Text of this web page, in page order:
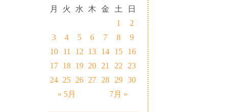
月
火 水 木 金 土 日
« 5月 7月 »
1
2
3
4 5 6 7 8
9
10
11 12 13 14 15
16
17 18 19 20 21 22
23
24 25 26 27 28 29 30